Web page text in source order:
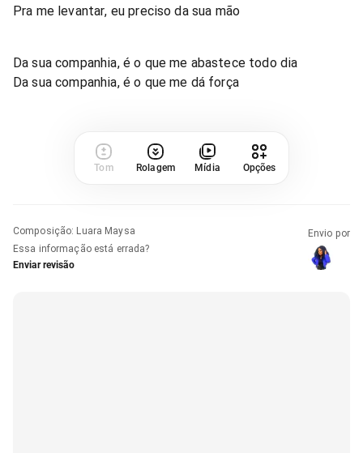
Pra me levantar, eu preciso da sua mão
Da sua companhia, é o que me abastece todo dia
Da sua companhia, é o que me dá força
Tom Rolagem Mídia Opções
Composição: Luara Maysa
Essa informação está errada?
Enviar revisão
Envio por